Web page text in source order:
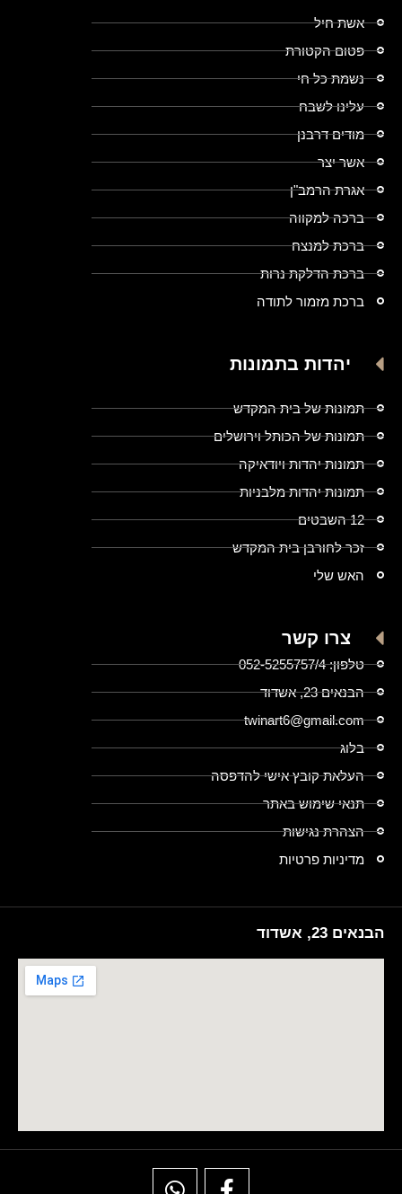
אשת חיל
פטום הקטורת
נשמת כל חי
עלינו לשבח
מודים דרבנן
אשר יצר
אגרת הרמב"ן
ברכה למקווה
ברכת למנצח
ברכת הדלקת נרות
ברכת מזמור לתודה
יהדות בתמונות
תמונות של בית המקדש
תמונות של הכותל וירושלים
תמונות יהדות ויודאיקה
תמונות יהדות מלבניות
12 השבטים
זכר לחורבן בית המקדש
האש שלי
צרו קשר
טלפון: 052-5255757/4
הבנאים 23, אשדוד
twinart6@gmail.com
בלוג
העלאת קובץ אישי להדפסה
תנאי שימוש באתר
הצהרת נגישות
מדיניות פרטיות
הבנאים 23, אשדוד